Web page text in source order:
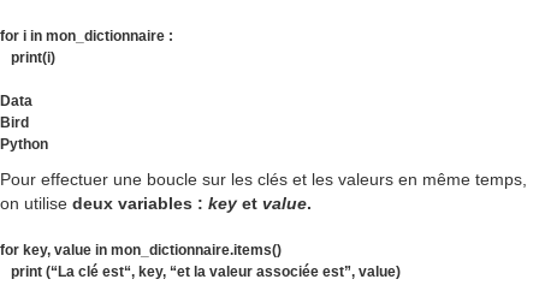
for i in mon_dictionnaire :
print(i)
Data
Bird
Python
Pour effectuer une boucle sur les clés et les valeurs en même temps,
on utilise deux variables : key et value.
for key, value in mon_dictionnaire.items()
print (“La clé est“, key, “et la valeur associée est”, value)